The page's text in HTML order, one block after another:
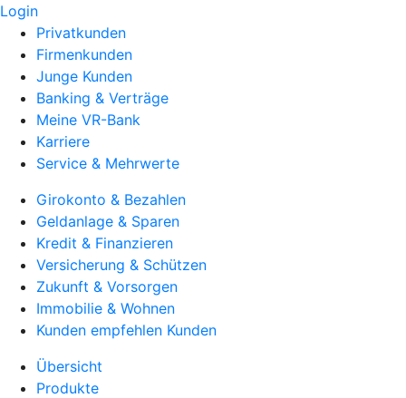
Login
Privatkunden
Firmenkunden
Junge Kunden
Banking & Verträge
Meine VR-Bank
Karriere
Service & Mehrwerte
Girokonto & Bezahlen
Geldanlage & Sparen
Kredit & Finanzieren
Versicherung & Schützen
Zukunft & Vorsorgen
Immobilie & Wohnen
Kunden empfehlen Kunden
Übersicht
Produkte